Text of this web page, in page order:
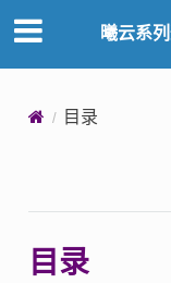
曦云系
目录
目录